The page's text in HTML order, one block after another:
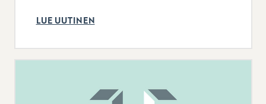
LUE UUTINEN